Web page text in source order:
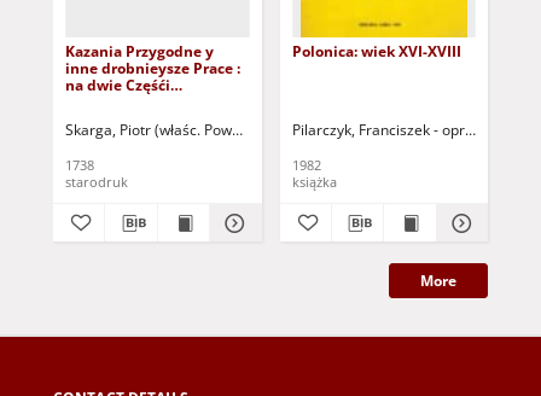
Kazania Przygodne y
inne drobnieysze Prace :
na dwie Częśći
Skarga, Piotr (właśc. Powęski, Piotr ; 1536-1612)
1738
starodruk
Polonica: wiek XVI-XVIII
Pilarczyk, Franciszek - oprac.
1982
książka
More